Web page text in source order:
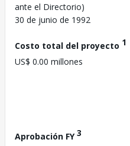
ante el Directorio)
30 de junio de 1992
Costo total del proyecto 1
US$ 0.00 millones
Aprobación FY3